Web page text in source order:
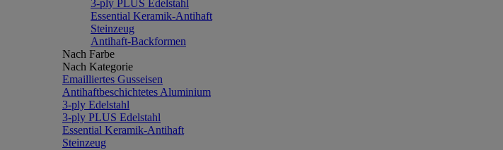
3-ply PLUS Edelstahl
Essential Keramik-Antihaft
Steinzeug
Antihaft-Backformen
Nach Farbe
Nach Kategorie
Emailliertes Gusseisen
Antihaftbeschichtetes Aluminium
3-ply Edelstahl
3-ply PLUS Edelstahl
Essential Keramik-Antihaft
Steinzeug